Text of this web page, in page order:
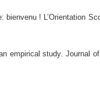
! L’Orientation
empirical study. Journal